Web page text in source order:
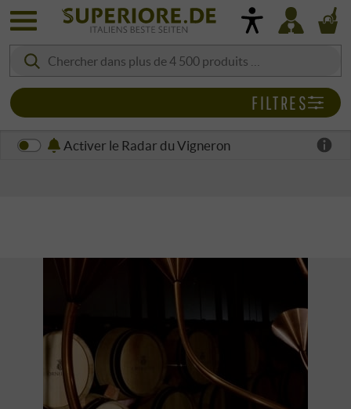
Activer le Radar du Vigneron
FILTRES